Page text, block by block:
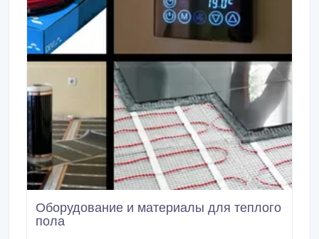
Оборудование и материалы для теплого
пола